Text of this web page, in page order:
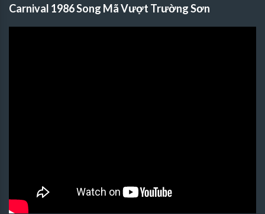
Carnival 1986 Song Mã Vượt Trường Sơn